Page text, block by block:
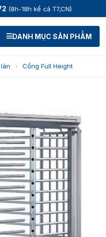
(8h-18h kể cả T7,CN)
DANH MỤC SẢN PHẨM
› Cổng Full Height